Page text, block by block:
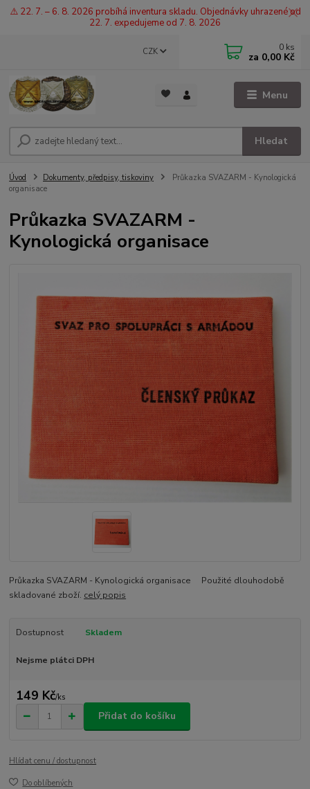
⚠️ 22. 7. – 6. 8. 2026 probíhá inventura skladu. Objednávky uhrazené od
22. 7. expedujeme od 7. 8. 2026
Menu
CZK
Hledat
0 ks
za 0,00 Kč
Úvod Dokumenty, předpisy, tiskoviny
Průkazka SVAZARM - Kynologická
organisace
Průkazka SVAZARM -
Kynologická organisace
Průkazka SVAZARM - Kynologická organisace Použité dlouhodobě
skladované zboží. celý popis
Dostupnost Skladem
Nejsme plátci DPH
149 Kč/ks
Přidat do košíku
Hlídat cenu / dostupnost
Do oblíbených